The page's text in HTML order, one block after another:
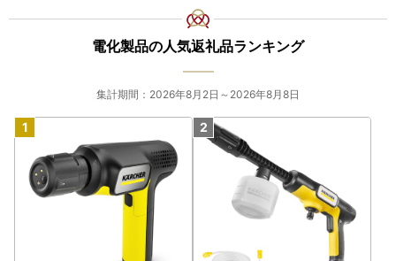
電化製品の人気返礼品ランキング
集計期間：2026年8月2日～2026年8月8日